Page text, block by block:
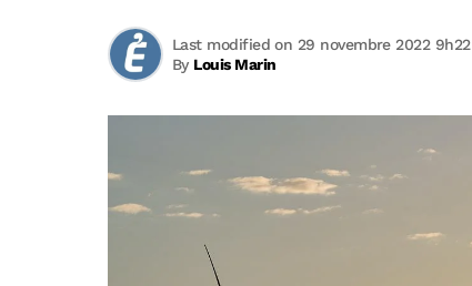
By Louis Marin
Last modified on 29 novembre 2022 9h22